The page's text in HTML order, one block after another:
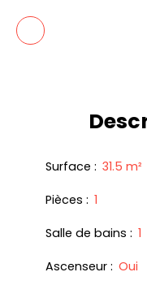
Surface : 31.5 m²
Pièces : 1
Salle de bains : 1
Ascenseur : Oui